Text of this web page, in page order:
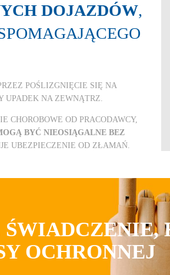
DOJAZDÓW,
POŚLIZGNIĘCIE SIĘ NA
UPADEK NA ZEWNĄTRZ.
CHOROBOWE OD PRACODAWCY,
BYĆ NIEOSIĄGALNE BEZ
UBEZPIECZENIE OD ZŁAMAŃ.
OCHRONNEJ